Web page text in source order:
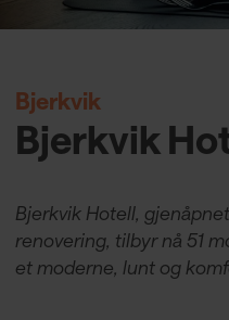
Bjerkvik
Bjerkvik
Bjerkvik Hotell,
renovering, tilbyr nå 51
et moderne, lunt og